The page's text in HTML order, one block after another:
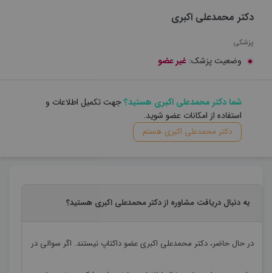
دکتر محمدعلی اکبری
پزشکی
وضعیت پزشک: غیر عضو
شما دکتر محمدعلی اکبری هستید؟جهت تکمیل اطلاعات و
استفاده از امکانات عضو شوید.
دکتر محمدعلی اکبری هستم
به دنبال دریافت مشاوره از دکتر محمدعلی اکبری هستید؟
در حال حاضر،دکتر محمدعلی اکبریعضو داکتاپ نیستند. اگر سوالی در